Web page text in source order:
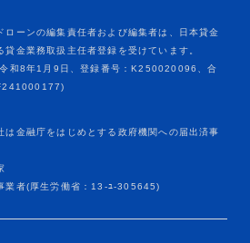
ローンの編集責任者および編集者は、日本貸金
貸金業務取扱主任者登録を受けています。
和8年1月9日、登録番号：K250020096、合
は金融庁をはじめとする政府機関への届出済事
業者(厚生労働省：13-ﾕ-305645)